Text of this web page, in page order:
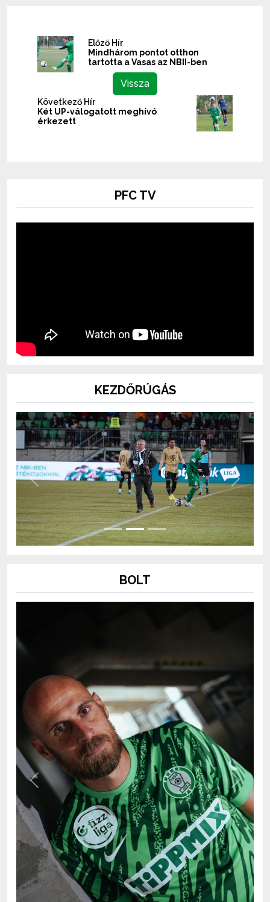
Előző Hír
Mindhárom pontot otthon
tartotta a Vasas az NBII-ben
Vissza
Következő Hír
Két UP-válogatott meghívó
érkezett
PFC TV
KEZDŐRÚGÁS
Previous Next
BOLT
Previous Next